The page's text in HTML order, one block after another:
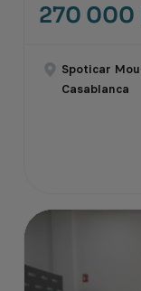
270 000
Spoticar
Casablanca